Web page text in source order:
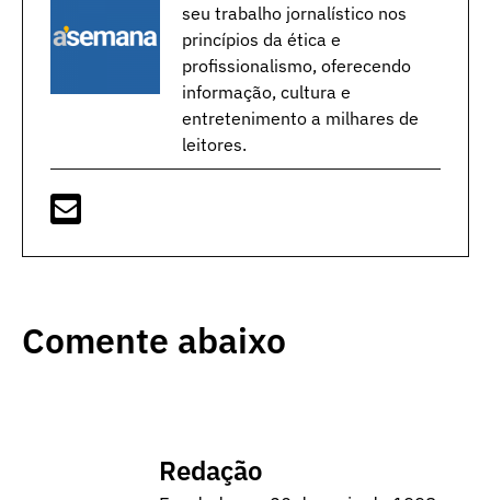
seu trabalho jornalístico nos
princípios da ética e
profissionalismo, oferecendo
informação, cultura e
entretenimento a milhares de
leitores.
Comente abaixo
Redação